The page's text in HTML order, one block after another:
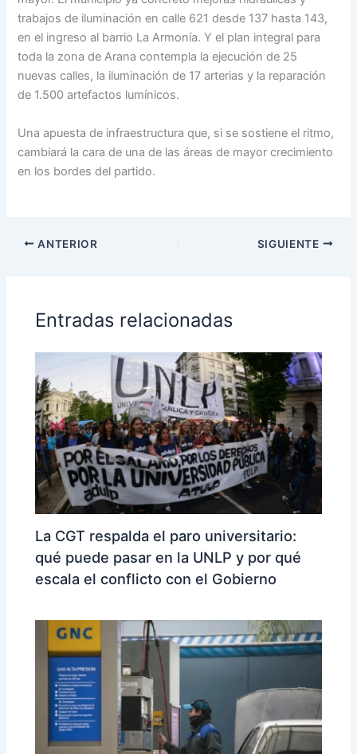
trabajos de iluminación en calle 621 desde 137 hasta 143,
en el ingreso al barrio La Armonía. Y el plan integral para
toda la zona de Arana contempla la ejecución de 25
nuevas calles, la iluminación de 17 arterias y la reparación
de 1.500 artefactos lumínicos.
Una apuesta de infraestructura que, si se sostiene el ritmo,
cambiará la cara de una de las áreas de mayor crecimiento
en los bordes del partido.
ANTERIOR SIGUIENTE
Entradas relacionadas
La CGT respalda el paro universitario:
qué puede pasar en la UNLP y por qué
escala el conflicto con el Gobierno